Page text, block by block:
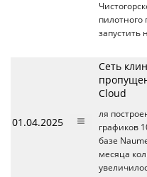
пилотного
запустить
01.04.2025
Cеть
Cloud
ля
графиков
базе
месяца